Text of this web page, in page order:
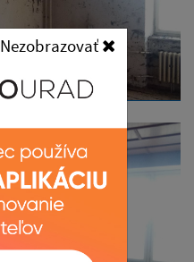
Nezobrazovať